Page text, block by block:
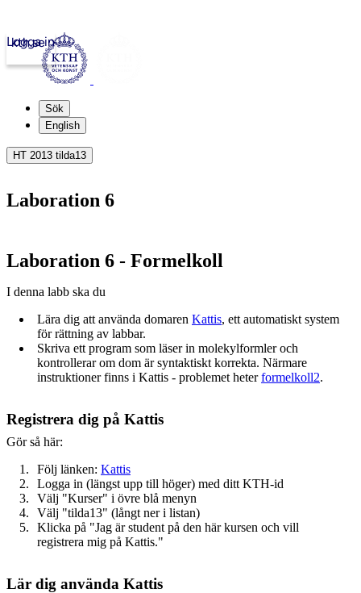
kth.se
Logga in
Sök
English
HT 2013 tilda13
Laboration 6
Laboration 6 - Formelkoll
I denna labb ska du
Lära dig att använda domaren Kattis, ett automatiskt system
för rättning av labbar.
Skriva ett program som läser in molekylformler och
kontrollerar om dom är syntaktiskt korrekta. Närmare
instruktioner finns i Kattis - problemet heterformelkoll2.
Registrera dig på Kattis
Gör så här:
Följ länken: Kattis
Logga in (längst upp till höger) med ditt KTH-id
Välj "Kurser" i övre blå menyn
Välj "tilda13" (långt ner i listan)
Klicka på "Jag är student på den här kursen och vill
registrera mig på Kattis."
Lär dig använda Kattis